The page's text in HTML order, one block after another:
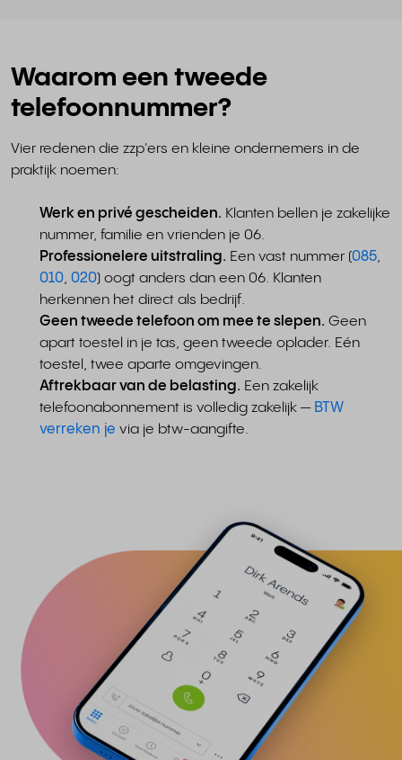
Waarom een tweede
telefoonnummer?
Vier redenen die zzp'ers en kleine ondernemers in de
praktijk noemen:
Werk en privé gescheiden. Klanten bellen je zakelijke
nummer, familie en vrienden je 06.
Professionelere uitstraling. Een vast nummer (085,
010, 020) oogt anders dan een 06. Klanten
herkennen het direct als bedrijf.
Geen tweede telefoon om mee te slepen. Geen
apart toestel in je tas, geen tweede oplader. Eén
toestel, twee aparte omgevingen.
Aftrekbaar van de belasting. Een zakelijk
telefoonabonnement is volledig zakelijk — BTW
verreken je via je btw-aangifte.